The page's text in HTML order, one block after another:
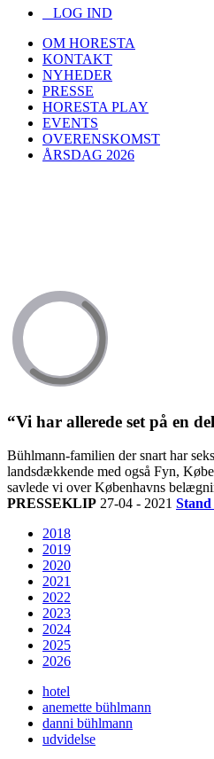
LOG IND
OM HORESTA
KONTAKT
NYHEDER
PRESSE
HORESTA PLAY
EVENTS
OVERENSKOMST
ÅRSDAG 2026
“Vi har allerede set på en
Bühlmann-familien der snart har
landsdækkende med også Fyn,
savlede vi over Københavns
PRESSEKLIP 27-04 - 2021
2018
2019
2020
2021
2022
2023
2024
2025
2026
hotel
anemette bühlmann
danni bühlmann
udvidelse